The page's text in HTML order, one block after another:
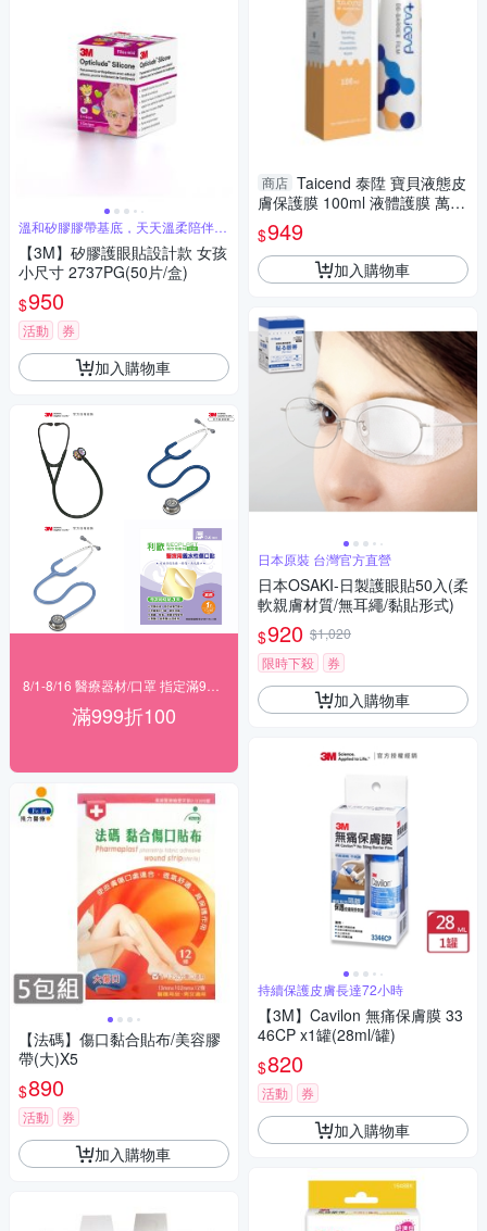
溫和矽膠膠帶基底，天天溫柔陪伴我
的好朋友
【3M】矽膠護眼貼設計款 女孩
小尺寸 2737PG(50片/盒)
$950
活動 券
加入購物車
滿999折100
【法碼】傷口黏合貼布/美容膠
帶(大)X5
$890
活動 券
加入購物車
商店 Taicend 泰陞 寶貝液態皮
膚保護膜 100ml 液體護膜 萬用
噴霧 0144
$949
加入購物車
日本原裝 台灣官方直營
日本OSAKI-日製護眼貼50入(柔
軟親膚材質/無耳繩/黏貼形式)
$920 $1,020
限時下殺
券
加入購物車
持續保護皮膚長達72小時
【3M】Cavilon 無痛保膚膜 33
46CP x1罐(28ml/罐)
$820
活動 券
加入購物車